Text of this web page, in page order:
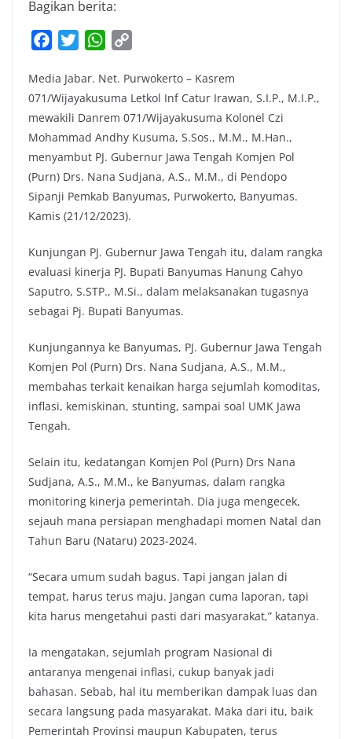
Bagikan berita:
c
e
b
o
o
k
i
t
t
e
r
W
a
t
s
A
p
p
p
y
L
i
n
k
Media Jabar. Net. Purwokerto – Kasrem
071/Wijayakusuma Letkol Inf Catur Irawan, S.I.P., M.I.P.,
mewakili Danrem 071/Wijayakusuma Kolonel Czi
Mohammad Andhy Kusuma, S.Sos., M.M., M.Han.,
menyambut PJ. Gubernur Jawa Tengah Komjen Pol
(Purn) Drs. Nana Sudjana, A.S., M.M., di Pendopo
Sipanji Pemkab Banyumas, Purwokerto, Banyumas.
Kamis (21/12/2023).
Kunjungan PJ. Gubernur Jawa Tengah itu, dalam rangka
evaluasi kinerja PJ. Bupati Banyumas Hanung Cahyo
Saputro, S.STP., M.Si., dalam melaksanakan tugasnya
sebagai Pj. Bupati Banyumas.
Kunjungannya ke Banyumas, PJ. Gubernur Jawa Tengah
Komjen Pol (Purn) Drs. Nana Sudjana, A.S., M.M.,
membahas terkait kenaikan harga sejumlah komoditas,
inflasi, kemiskinan, stunting, sampai soal UMK Jawa
Tengah.
Selain itu, kedatangan Komjen Pol (Purn) Drs Nana
Sudjana, A.S., M.M., ke Banyumas, dalam rangka
monitoring kinerja pemerintah. Dia juga mengecek,
sejauh mana persiapan menghadapi momen Natal dan
Tahun Baru (Nataru) 2023-2024.
“Secara umum sudah bagus. Tapi jangan jalan di
tempat, harus terus maju. Jangan cuma laporan, tapi
kita harus mengetahui pasti dari masyarakat,” katanya.
Ia mengatakan, sejumlah program Nasional di
antaranya mengenai inflasi, cukup banyak jadi
bahasan. Sebab, hal itu memberikan dampak luas dan
secara langsung pada masyarakat. Maka dari itu, baik
Pemerintah Provinsi maupun Kabupaten, terus